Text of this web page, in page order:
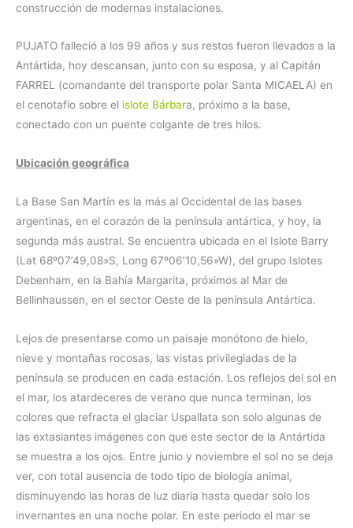
construcción de modernas instalaciones.
PUJATO falleció a los 99 años y sus restos fueron llevados a la
Antártida, hoy descansan, junto con su esposa, y al Capitán
FARREL (comandante del transporte polar Santa MICAELA) en
el cenotafio sobre el islote Bárbara, próximo a la base,
conectado con un puente colgante de tres hilos.
Ubicación geográfica
La Base San Martín es la más al Occidental de las bases
argentinas, en el corazón de la península antártica, y hoy, la
segunda más austral. Se encuentra ubicada en el Islote Barry
(Lat 68º07’49,08»S, Long 67º06’10,56»W), del grupo Islotes
Debenham, en la Bahía Margarita, próximos al Mar de
Bellinhaussen, en el sector Oeste de la península Antártica.
Lejos de presentarse como un paisaje monótono de hielo,
nieve y montañas rocosas, las vistas privilegiadas de la
península se producen en cada estación. Los reflejos del sol en
el mar, los atardeceres de verano que nunca terminan, los
colores que refracta el glaciar Uspallata son solo algunas de
las extasiantes imágenes con que este sector de la Antártida
se muestra a los ojos. Entre junio y noviembre el sol no se deja
ver, con total ausencia de todo tipo de biología animal,
disminuyendo las horas de luz diaria hasta quedar solo los
invernantes en una noche polar. En este periodo el mar se